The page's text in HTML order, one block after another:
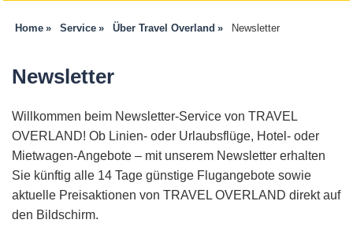
Home Service Über Travel Overland Newsletter
Newsletter
Willkommen beim Newsletter-Service von TRAVEL
OVERLAND! Ob Linien- oder Urlaubsflüge, Hotel- oder
Mietwagen-Angebote – mit unserem Newsletter erhalten
Sie künftig alle 14 Tage günstige Flugangebote sowie
aktuelle Preisaktionen von TRAVEL OVERLAND direkt auf
den Bildschirm.